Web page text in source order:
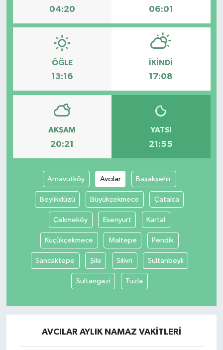
04:20 06:01
ÖĞLE
13:16
İKINDI
17:08
AKŞAM
20:21
YATSI
21:55
Arnavutköy Avcılar Başakşehir
Beylikdüzü Büyükçekmece Çatalca
Çekmeköy Esenyurt Kartal
Küçükçekmece Maltepe Pendik
Sancaktepe Şile Silivri Sultanbeyli
Sultangazi Tuzla
AVCILAR AYLIK NAMAZ VAKITLERI